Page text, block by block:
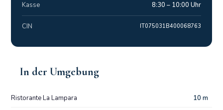
Kasse 8:30 – 10:00 Uhr
CIN IT075031B400068763
In der Umgebung
Ristorante La Lampara 10 m